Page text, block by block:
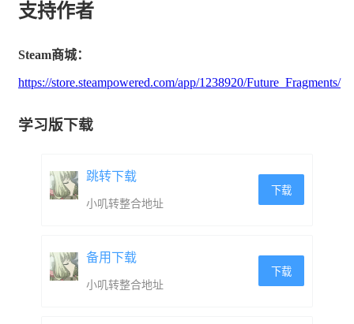
能抵御专门为摧毁你的王国而组建的敌人联盟。
作为最后的努力，他打开了一扇通往公元 3000 年的传送
单：拿到碎片并安全回家。带回最多碎片的魔法师将成为
国王的得力助手，拥有所带来的一切力量。
支持作者
Steam商城：
https://store.steampowered.com/app/1238920/Future_Fragments/
学习版下载
跳转下载
小叽转整合地址
下载
备用下载
小叽转整合地址
下载